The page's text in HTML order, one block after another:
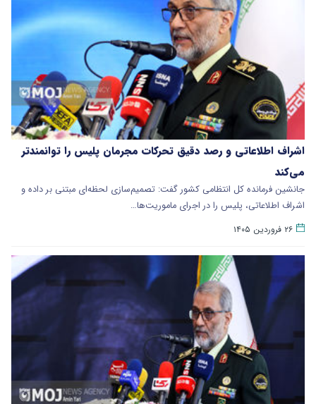
اشراف اطلاعاتی و رصد دقیق تحرکات مجرمان پلیس را توانمندتر
می‌کند
جانشین فرمانده کل انتظامی کشور گفت: تصمیم‌سازی لحظه‌ای مبتنی بر داده و
اشراف اطلاعاتی، پلیس را در اجرای ماموریت‌ها…
۲۶ فروردین ۱۴۰۵